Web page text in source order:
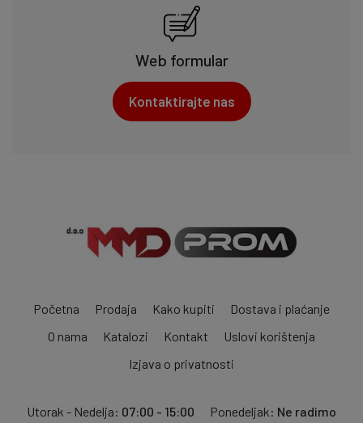
Web formular
Kontaktirajte nas
Početna Prodaja Kako kupiti
Dostava i plaćanje
O nama
Katalozi Kontakt
Uslovi korištenja
Izjava o privatnosti
Utorak - Nedelja: 07:00 - 15:00 Ponedeljak: Ne radimo